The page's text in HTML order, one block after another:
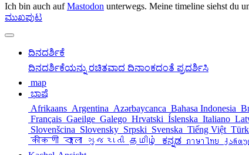
Ich bin auch aufMastodon unterwegs. Meine timeline siehst du
ಮುಖಪುಟ
ದಿನದರ್ಶಿಕೆ
ದಿನದರ್ಶಿಕೆಯನ್ನು ರಚಿತವಾದ ದಿನಾಂಕದಂತೆ ಪ್ರದರ್ಶಿಸಿ
map
ಭಾಷೆ
Afrikaans Argentina Azərbaycanca Bahasa Indonesia
Français Gaeilge Galego Hrvatski Íslenska Italiano
Slovenšcina Slovensky Srpski Svenska Tiếng Việt
कोंकणी বাংলা ગુજરાતી தமிழ் ಕನ್ನಡ ภาษาไทย